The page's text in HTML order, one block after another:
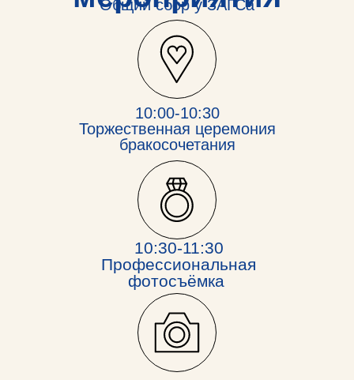
Общий сбор у ЗАГСа
10:00-10:30
Торжественная церемония
бракосочетания
10:30-11:30
Профессиональная
фотосъёмка